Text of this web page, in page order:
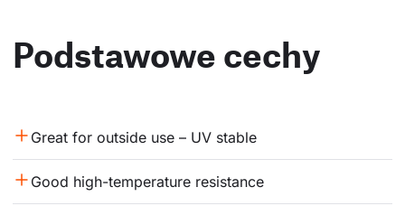
Podstawowe cechy
Great for outside use – UV stable
Good high-temperature resistance